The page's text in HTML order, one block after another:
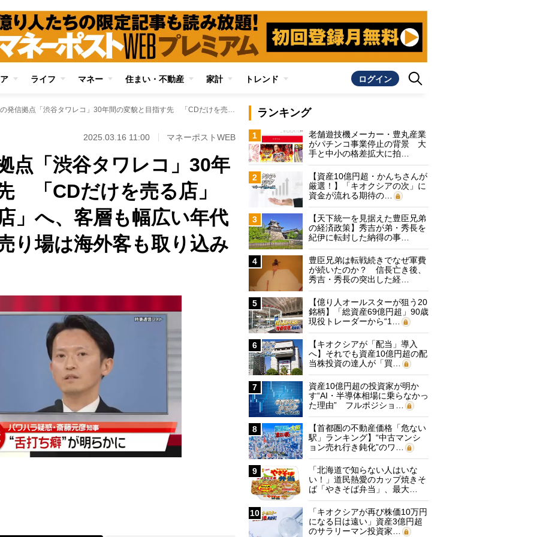
ライフ マネー 住まい・不動産 家計 トレンド ログイン
音楽シーンの発信拠点「渋谷タワレコ」30年間の変貌と目指す先 「CDだけを売る店」から「体験できる店」へ、客層も幅広い年代に変化 レコード売り場は海外客も取り込み賑わう
2025.03.16 11:00 マネーポストWEB
点「渋谷タワレコ」30年
「CDだけを売る店」
」へ、客層も幅広い年代
場は海外客も取り込み
ランキング
1
老舗遊技機メーカー・豊丸産業
がパチンコ事業停止の背景 大
手と中小の格差拡大に拍…
2
【資産10億円超・かんちさんが
厳選！】「キオクシアの次」に
資金が流れる期待の…
3
【天下統一を見据えた豊臣兄弟
の経済政策】秀吉が弟・秀長を
紀伊に転封した納得の事…
4
豊臣兄弟は転戦続きでなぜ軍費
が続いたのか？ 信長亡き後、
秀吉・秀長の突出した経…
5
【億り人オールスターが狙う20
銘柄】「総資産69億円超」90歳
現役トレーダーから“1…
6
【キオクシアが「配当」導入
へ】それでも資産10億円超の配
当株投資の達人が「買…
7
資産10億円超の投資家が明か
す“AI・半導体相場に乗らなかっ
た理由” フルポジショ…
8
【首都圏の不動産価格「危ない
駅」ランキング】“中古マンシ
ョン売れ行き鈍化”のワ…
9
「北海道で知らない人はいな
い！」道民熱愛のカップ焼きそ
ば「やきそば弁当」、最大…
10
「キオクシアが再び株価10万円
になる日は遠い」資産3億円超
のサラリーマン投資家…